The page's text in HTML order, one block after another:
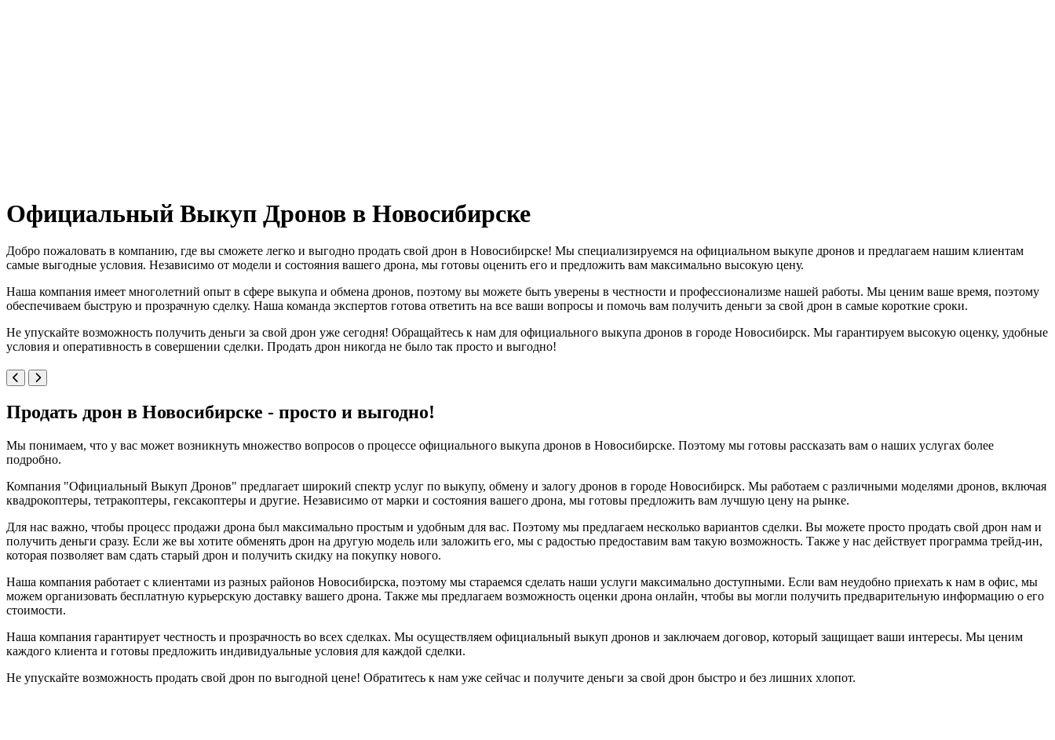
Официальный Выкуп Дронов в Новосибирске
Добро пожаловать в компанию, где вы сможете легко и выгодно продать свой дрон в Новосибирске! Мы специализируемся на официальном выкупе дронов и предлагаем нашим клиентам
самые выгодные условия. Независимо от модели и состояния вашего дрона, мы готовы оценить его и предложить вам максимально высокую цену.
Наша компания имеет многолетний опыт в сфере выкупа и обмена дронов, поэтому вы можете быть уверены в честности и профессионализме нашей работы. Мы ценим ваше время, поэтому
обеспечиваем быструю и прозрачную сделку. Наша команда экспертов готова ответить на все ваши вопросы и помочь вам получить деньги за свой дрон в самые короткие сроки.
Не упускайте возможность получить деньги за свой дрон уже сегодня! Обращайтесь к нам для официального выкупа дронов в городе Новосибирск. Мы гарантируем высокую оценку, удобные
условия и оперативность в совершении сделки. Продать дрон никогда не было так просто и выгодно!
Продать дрон в Новосибирске - просто и выгодно!
Мы понимаем, что у вас может возникнуть множество вопросов о процессе официального выкупа дронов в Новосибирске. Поэтому мы готовы рассказать вам о наших услугах более
подробно.
Компания "Официальный Выкуп Дронов" предлагает широкий спектр услуг по выкупу, обмену и залогу дронов в городе Новосибирск. Мы работаем с различными моделями дронов, включая
квадрокоптеры, тетракоптеры, гексакоптеры и другие. Независимо от марки и состояния вашего дрона, мы готовы предложить вам лучшую цену на рынке.
Для нас важно, чтобы процесс продажи дрона был максимально простым и удобным для вас. Поэтому мы предлагаем несколько вариантов сделки. Вы можете просто продать свой дрон нам и
получить деньги сразу. Если же вы хотите обменять дрон на другую модель или заложить его, мы с радостью предоставим вам такую возможность. Также у нас действует программа трейд-ин,
которая позволяет вам сдать старый дрон и получить скидку на покупку нового.
Наша компания работает с клиентами из разных районов Новосибирска, поэтому мы стараемся сделать наши услуги максимально доступными. Если вам неудобно приехать к нам в офис, мы
можем организовать бесплатную курьерскую доставку вашего дрона. Также мы предлагаем возможность оценки дрона онлайн, чтобы вы могли получить предварительную информацию о его
стоимости.
Наша компания гарантирует честность и прозрачность во всех сделках. Мы осуществляем официальный выкуп дронов и заключаем договор, который защищает ваши интересы. Мы ценим
каждого клиента и готовы предложить индивидуальные условия для каждой сделки.
Не упускайте возможность продать свой дрон по выгодной цене! Обратитесь к нам уже сейчас и получите деньги за свой дрон быстро и без лишних хлопот.